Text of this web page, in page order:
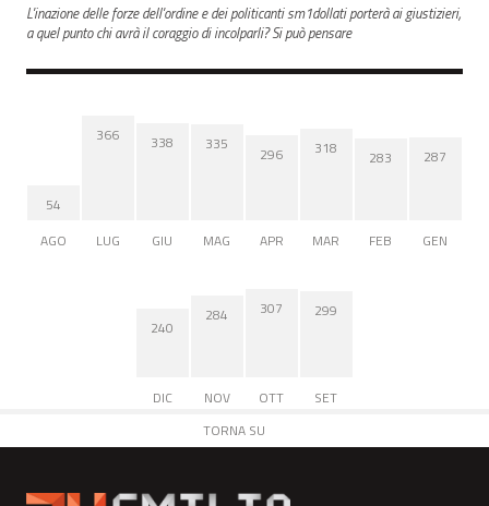
L'inazione delle forze dell'ordine e dei politicanti sm1dollati porterà ai giustizieri,
a quel punto chi avrà il coraggio di incolparli? Si può pensare
54
AGO
366
LUG
338
GIU
335
MAG
296
APR
318
MAR
283
FEB
287
GEN
240
DIC
284
NOV
307
OTT
299
SET
TORNA SU